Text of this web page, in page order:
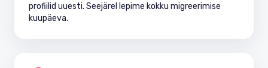
profiilid uuesti. Seejärel lepime kokku migreerimise
kuupäeva.